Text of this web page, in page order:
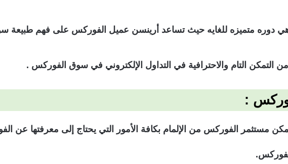
هي دوره متميزه للغايه حيث تساعد أرينسن عميل الفوركس على فهم طبيعة
التام والاحترافية في التداول الإلكتروني في سوق الفوركس .
:
مستثمر الفوركس من الإلمام بكافة الأمور التي يحتاج إلى معرفتها عن